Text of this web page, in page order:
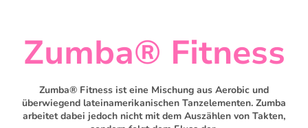
Zumba® Fitness
Zumba® Fitness ist eine Mischung aus Aerobic und
überwiegend lateinamerikanischen Tanzelementen. Zumba
arbeitet dabei jedoch nicht mit dem Auszählen von Takten,